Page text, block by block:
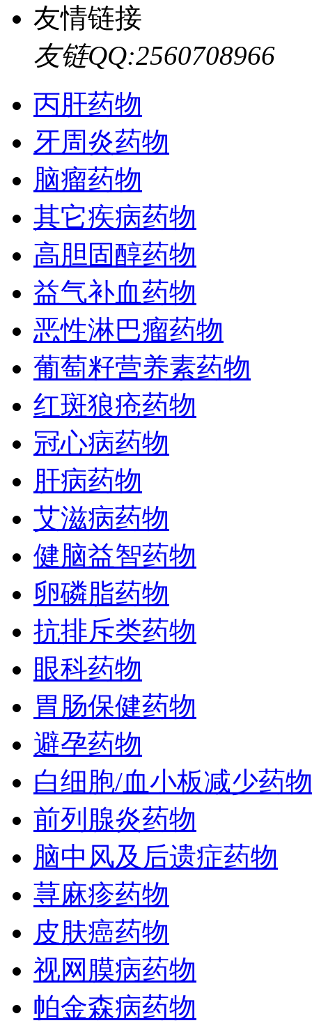
友情链接
友链QQ:2560708966
丙肝药物
牙周炎药物
脑瘤药物
其它疾病药物
高胆固醇药物
益气补血药物
恶性淋巴瘤药物
葡萄籽营养素药物
红斑狼疮药物
冠心病药物
肝病药物
艾滋病药物
健脑益智药物
卵磷脂药物
抗排斥类药物
眼科药物
胃肠保健药物
避孕药物
白细胞/血小板减少药物
前列腺炎药物
脑中风及后遗症药物
荨麻疹药物
皮肤癌药物
视网膜病药物
帕金森病药物